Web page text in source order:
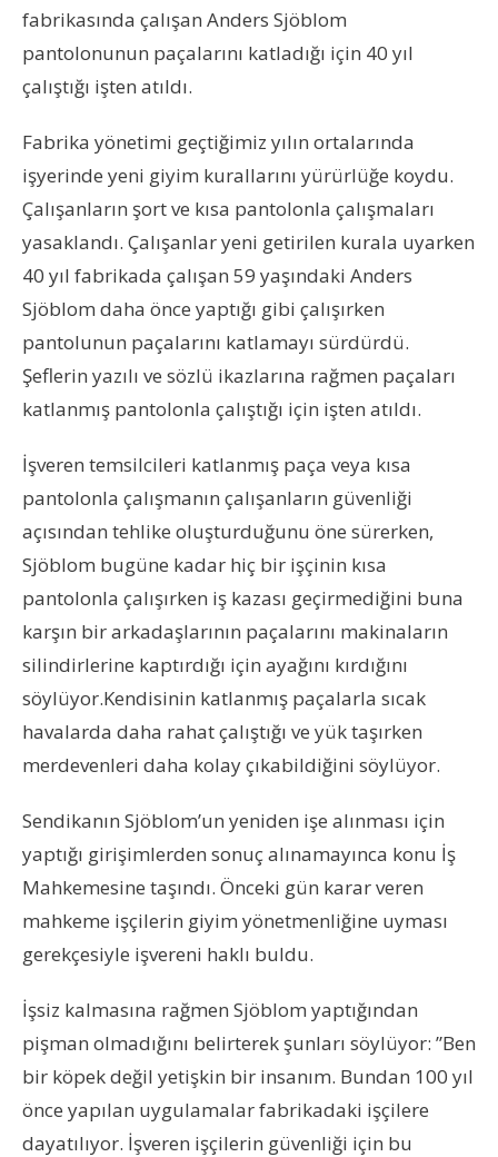
fabrikasında çalışan Anders Sjöblom
pantolonunun paçalarını katladığı için 40 yıl
çalıştığı işten atıldı.
Fabrika yönetimi geçtiğimiz yılın ortalarında
işyerinde yeni giyim kurallarını yürürlüğe koydu.
Çalışanların şort ve kısa pantolonla çalışmaları
yasaklandı. Çalışanlar yeni getirilen kurala uyarken
40 yıl fabrikada çalışan 59 yaşındaki Anders
Sjöblom daha önce yaptığı gibi çalışırken
pantolunun paçalarını katlamayı sürdürdü.
Şeflerin yazılı ve sözlü ikazlarına rağmen paçaları
katlanmış pantolonla çalıştığı için işten atıldı.
İşveren temsilcileri katlanmış paça veya kısa
pantolonla çalışmanın çalışanların güvenliği
açısından tehlike oluşturduğunu öne sürerken,
Sjöblom bugüne kadar hiç bir işçinin kısa
pantolonla çalışırken iş kazası geçirmediğini buna
karşın bir arkadaşlarının paçalarını makinaların
silindirlerine kaptırdığı için ayağını kırdığını
söylüyor.Kendisinin katlanmış paçalarla sıcak
havalarda daha rahat çalıştığı ve yük taşırken
merdevenleri daha kolay çıkabildiğini söylüyor.
Sendikanın Sjöblom’un yeniden işe alınması için
yaptığı girişimlerden sonuç alınamayınca konu İş
Mahkemesine taşındı. Önceki gün karar veren
mahkeme işçilerin giyim yönetmenliğine uyması
gerekçesiyle işvereni haklı buldu.
İşsiz kalmasına rağmen Sjöblom yaptığından
pişman olmadığını belirterek şunları söylüyor: ”Ben
bir köpek değil yetişkin bir insanım. Bundan 100 yıl
önce yapılan uygulamalar fabrikadaki işçilere
dayatılıyor. İşveren işçilerin güvenliği için bu